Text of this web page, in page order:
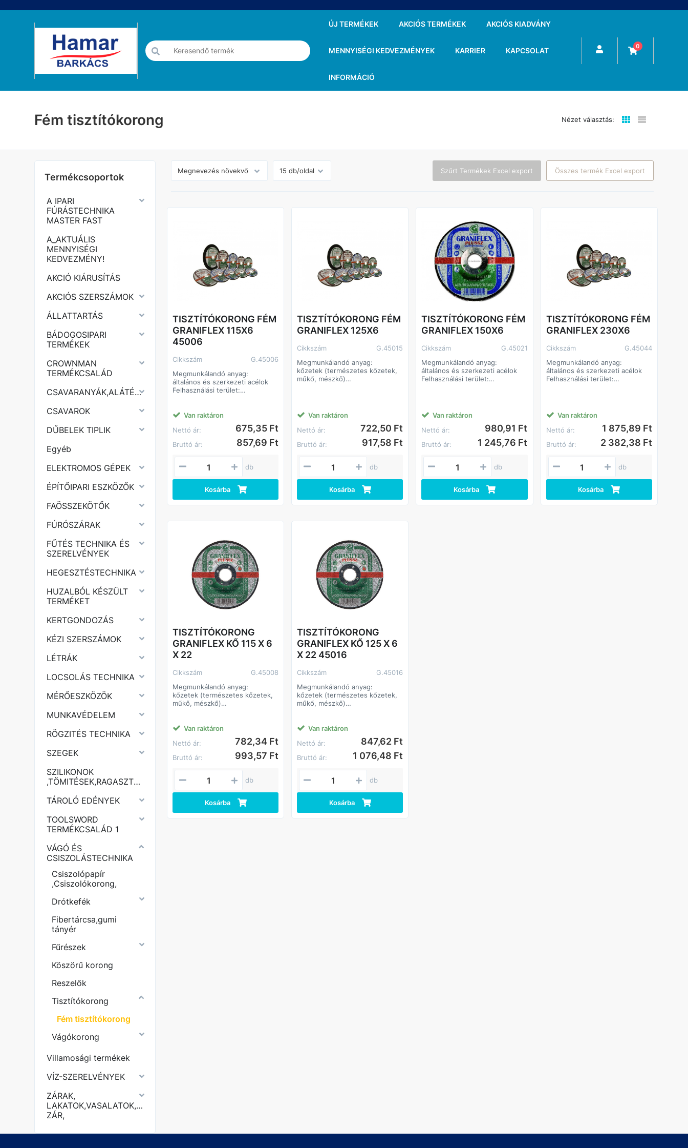
ÚJ TERMÉKEK AKCIÓS TERMÉKEK AKCIÓS KIADVÁNY
MENNYISÉGI KEDVEZMÉNYEK KARRIER KAPCSOLAT
INFORMÁCIÓ
0
Fém tisztítókorong Nézet választás:
Termékcsoportok
A IPARI
FÚRÁSTECHNIKA
MASTER FAST
A_AKTUÁLIS
MENNYISÉGI
KEDVEZMÉNY!
AKCIÓ KIÁRUSÍTÁS
AKCIÓS SZERSZÁMOK
ÁLLATTARTÁS
BÁDOGOSIPARI
TERMÉKEK
CROWNMAN
TERMÉKCSALÁD
CSAVARANYÁK,ALÁTÉTEK
CSAVAROK
DŰBELEK TIPLIK
Egyéb
ELEKTROMOS GÉPEK
ÉPÍTŐIPARI ESZKÖZŐK
FAÖSSZEKÖTŐK
FÚRÓSZÁRAK
FŰTÉS TECHNIKA ÉS
SZERELVÉNYEK
HEGESZTÉSTECHNIKA
HUZALBÓL KÉSZÜLT
TERMÉKET
KERTGONDOZÁS
KÉZI SZERSZÁMOK
LÉTRÁK
LOCSOLÁS TECHNIKA
MÉRŐESZKÖZÖK
MUNKAVÉDELEM
RÖGZITÉS TECHNIKA
SZEGEK
SZILIKONOK
,TÖMITÉSEK,RAGASZTÓK,PURHABOK,
TÁROLÓ EDÉNYEK
TOOLSWORD
TERMÉKCSALÁD 1
VÁGÓ ÉS
CSISZOLÁSTECHNIKA
Csiszolópapír
,Csiszolókorong,
Drótkefék
Fibertárcsa,gumi
tányér
Fűrészek
Köszörű korong
Reszelők
Tisztítókorong
Fém tisztítókorong
Vágókorong
Villamosági termékek
VÍZ-SZERELVÉNYEK
ZÁRAK,
LAKATOK,VASALATOK,KERÉKPÁR
ZÁR,
Összes termék Excel export
Szűrt Termékek Excel export
TISZTÍTÓKORONG FÉM
GRANIFLEX 115X6
45006
Cikkszám
G.45006
Megmunkálandó anyag:
általános és szerkezeti acélok
Felhasználási terület:
varratok tisztítása
Előnyök:
hosszú élettartam
Van raktáron
Nettó ár:
675,35 Ft
Bruttó ár: 857,69 Ft
db
Kosárba
TISZTÍTÓKORONG FÉM
GRANIFLEX 125X6
Cikkszám
G.45015
Megmunkálandó anyag:
kőzetek (természetes kőzetek,
műkő, mészkő)
felületek csiszolása
öntvénytisztítás
Előnyök:
nagy leválasztó képesség
Van raktáron
Nettó ár:
722,50 Ft
Bruttó ár: 917,58 Ft
db
Kosárba
TISZTÍTÓKORONG FÉM
GRANIFLEX 150X6
Cikkszám
G.45021
Megmunkálandó anyag:
általános és szerkezeti acélok
Felhasználási terület:
felületek csiszolása
Előnyök:
kemény korong
Van raktáron
Nettó ár:
980,91 Ft
Bruttó ár: 1 245,76 Ft
db
Kosárba
TISZTÍTÓKORONG FÉM
GRANIFLEX 230X6
Cikkszám
G.45044
Megmunkálandó anyag:
általános és szerkezeti acélok
Felhasználási terület:
felületek csiszolása
Előnyök:
kemény korong
Van raktáron
Nettó ár:
1 875,89 Ft
Bruttó ár: 2 382,38 Ft
db
Kosárba
TISZTÍTÓKORONG
GRANIFLEX KŐ 115 X 6
X 22
Cikkszám
G.45008
Megmunkálandó anyag:
kőzetek (természetes kőzetek,
műkő, mészkő)
Felhasználási terület:
öntvénytisztítás
hosszú élettartam
nagy leválasztó képesség
Van raktáron
Nettó ár:
782,34 Ft
Bruttó ár: 993,57 Ft
db
Kosárba
TISZTÍTÓKORONG
GRANIFLEX KŐ 125 X 6
X 22 45016
Cikkszám
G.45016
Megmunkálandó anyag:
kőzetek (természetes kőzetek,
műkő, mészkő)
Felhasználási terület:
öntvénytisztítás
hosszú élettartam
nagy leválasztó képesség
Van raktáron
Nettó ár:
847,62 Ft
Bruttó ár: 1 076,48 Ft
db
Kosárba